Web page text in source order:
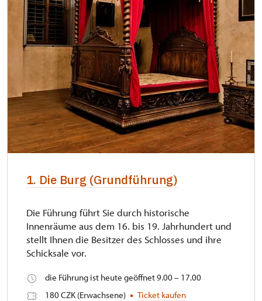
1. Die Burg (Grundführung)
Die Führung führt Sie durch historische
Innenräume aus dem 16. bis 19. Jahrhundert und
stellt Ihnen die Besitzer des Schlosses und ihre
Schicksale vor.
die Führung ist heute geöffnet 9.00 – 17.00
180 CZK (Erwachsene)
Ticket kaufen